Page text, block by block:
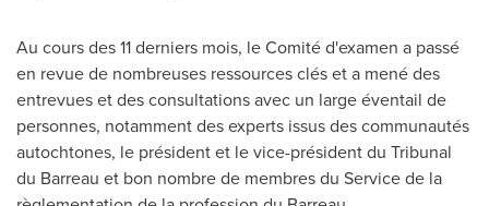
Au cours des 11 derniers mois, le Comité d'examen a passé
en revue de nombreuses ressources clés et a mené des
entrevues et des consultations avec un large éventail de
personnes, notamment des experts issus des communautés
autochtones, le président et le vice-président du Tribunal
du Barreau et bon nombre de membres du Service de la